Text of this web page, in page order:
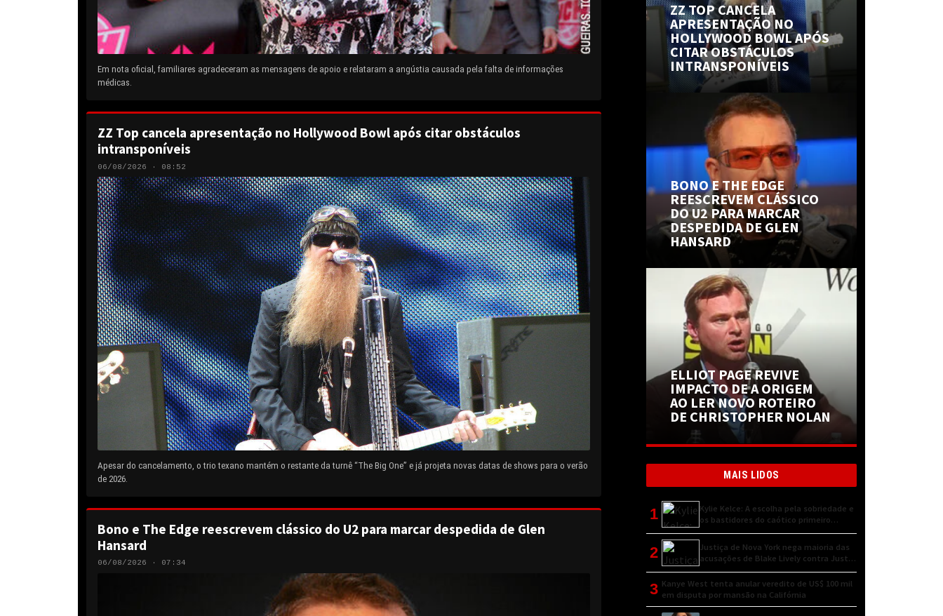
Em nota oficial, familiares agradeceram as mensagens de apoio e relataram a angústia causada pela falta de informações
médicas.
ZZ Top cancela apresentação no Hollywood Bowl após citar obstáculos
intransponíveis
06/08/2026 · 08:52
Apesar do cancelamento, o trio texano mantém o restante da turnê “The Big One” e já projeta novas datas de shows para o verão
de 2026.
Bono e The Edge reescrevem clássico do U2 para marcar despedida de Glen
Hansard
06/08/2026 · 07:34
ZZ TOP CANCELA
APRESENTAÇÃO NO
HOLLYWOOD BOWL APÓS
CITAR OBSTÁCULOS
INTRANSPONÍVEIS
BONO E THE EDGE
REESCREVEM CLÁSSICO
DO U2 PARA MARCAR
DESPEDIDA DE GLEN
HANSARD
ELLIOT PAGE REVIVE
IMPACTO DE A ORIGEM
AO LER NOVO ROTEIRO
DE CHRISTOPHER NOLAN
MAIS LIDOS
1
Kylie Kelce: A escolha pela sobriedade e
os bastidores do caótico primeiro
encontro
2
Justiça de Nova York nega maioria das
acusações de Blake Lively contra Justin
Baldoni
3 Kanye West tenta anular veredito de US$ 100 mil
em disputa por mansão na Califórnia